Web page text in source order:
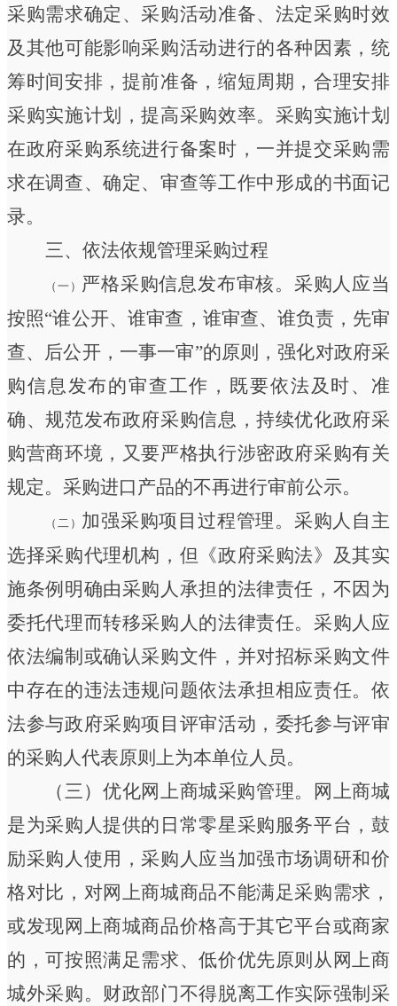
采购需求确定、采购活动准备、法定采购时效
及其他可能影响采购活动进行的各种因素，统
筹时间安排，提前准备，缩短周期，合理安排
采购实施计划，提高采购效率。 采购实施计划
在政府采购系统进行备案时，一并提交采购需
求在调查、确定、审查等工作中形成的书面记
录。
三、依法依规管理采购过程
（一） 严格采购信息发布审核。 采购人应当
按照“谁公开、谁审查，谁审查、谁负责，先审
查、后公开，一事一审”的原则，强化对政府采
购信息发布的审查工作，既要依法及时、准
确、规范发布政府采购信息，持续优化政府采
购营商环境，又要严格执行涉密政府采购有关
规定。 采购进口产品的不再进行审前公示。
（二） 加强采购项目过程管理。 采购人自主
选择采购代理机构，但《政府采购法》及其实
施条例明确由采购人承担的法律责任，不因为
委托代理而转移采购人的法律责任。采购人应
依法编制或确认采购文件，并对招标采购文件
中存在的违法违规问题依法承担相应责任。 依
法参与政府采购项目评审活动，委托参与评审
的采购人代表原则上为本单位人员。
（三）优化网上商城采购管理。
网上商城
是为采购人提供的日常零星采购服务平台，鼓
励采购人使用，采购人应当加强市场调研和价
格对比， 对网上商城商品不能满足采购需求，
或发现网上商城商品价格高于其它平台或商家
的，可按照满足需求、低价优先原则从网上商
城外采购。 财政部门不得脱离工作实际强制采